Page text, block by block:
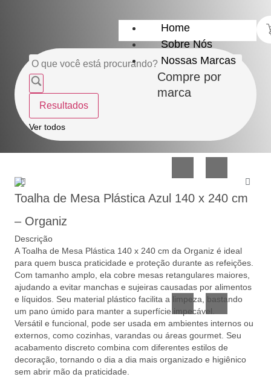
Home
Sobre Nós
Nossas Marcas
Compre por
marca
Lar
Organização
Utilidades
de
Vidro
Confeitaria
e
Presente
Resultados
Ver todos
Toalha de Mesa Plástica Azul 140 x 240 cm
– Organiz
Descrição
A Toalha de Mesa Plástica 140 x 240 cm da Organiz é ideal
para quem busca praticidade e proteção durante as refeições.
Com tamanho amplo, ela cobre mesas retangulares maiores,
ajudando a evitar manchas e sujeiras causadas por alimentos
e líquidos. Seu material plástico facilita a limpeza, bastando
um pano úmido para manter a superfície impecável.
Versátil e funcional, pode ser usada em ambientes internos ou
externos, como cozinhas, varandas ou áreas gourmet. Seu
acabamento discreto combina com diferentes estilos de
decoração, tornando o dia a dia mais organizado e higiênico
sem abrir mão da praticidade.